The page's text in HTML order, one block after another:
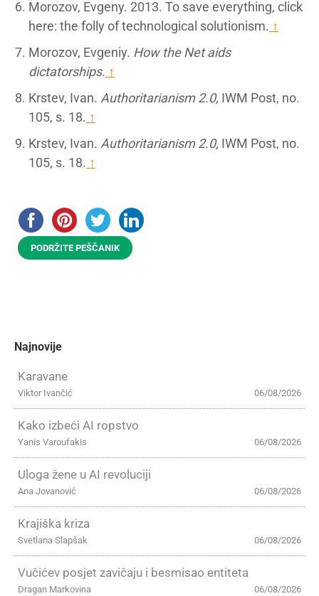
Morozov, Evgeny. 2013. To save everything, click
here: the folly of technological solutionism. ↑
Morozov, Evgeniy. How the Net aids
dictatorships. ↑
Krstev, Ivan. Authoritarianism 2.0, IWM Post, no.
105, s. 18. ↑
Krstev, Ivan. Authoritarianism 2.0, IWM Post, no.
105, s. 18. ↑
PODRŽITE PEŠČANIK
Najnovije
Karavane
06/08/2026
Viktor Ivančić
Kako izbeći AI ropstvo
06/08/2026
Yanis Varoufakis
Uloga žene u AI revoluciji
06/08/2026
Ana Jovanović
Krajiška kriza
06/08/2026
Svetlana Slapšak
Vučićev posjet zavičaju i besmisao entiteta
06/08/2026
Dragan Markovina